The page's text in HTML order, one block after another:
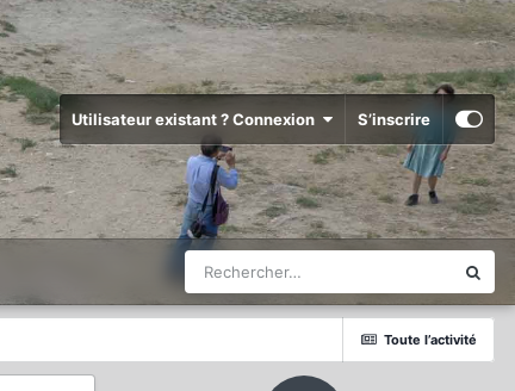
Utilisateur existant ? Connexion S’inscrire
Toute l’activité